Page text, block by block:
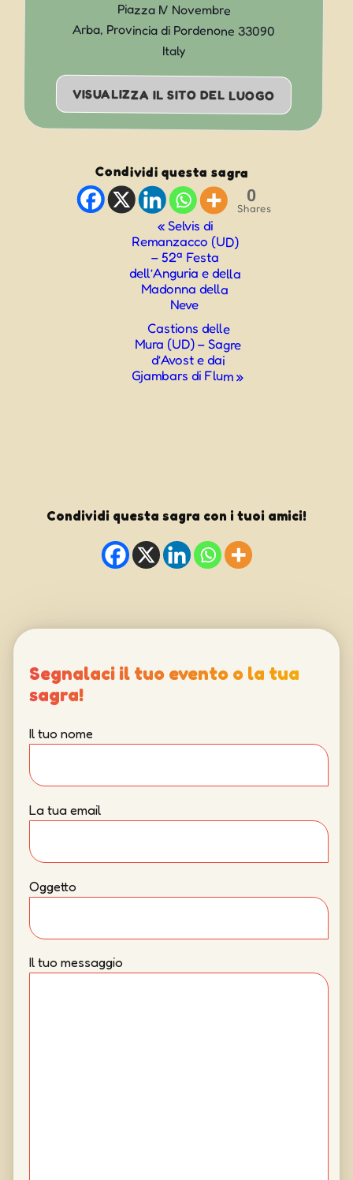
Piazza IV Novembre
Arba, Provincia di Pordenone 33090
Italy
VISUALIZZA IL SITO DEL LUOGO
Condividi questa sagra
0
Shares
Navigazione
«Selvis di
Remanzacco (UD)
– 52ª Festa
dell’Anguria e della
Madonna della
Neve
Castions delle
Mura (UD) – Sagre
d’Avost e dai
Gjambars di Flum»
Condividi questa sagra con i tuoi amici!
Segnalaci il tuo evento o la tua
sagra!
Il tuo nome
La tua email
Oggetto
Il tuo messaggio